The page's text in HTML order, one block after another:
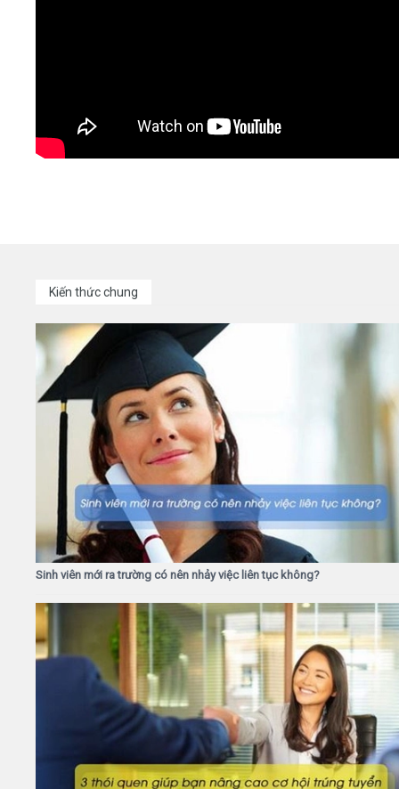
Kiến thức chung
Sinh viên mới ra trường có nên nhảy việc liên tục không?